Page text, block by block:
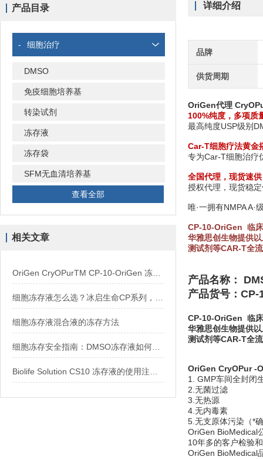
产品目录
- 细胞治疗
DMSO
免疫细胞培养基
转染试剂
冻存液
冻存袋
SFM无血清培养基
查看全部
相关文章
细胞冻存液混合液的冻存方法
详细介绍
品牌
供货周期
OriGen代理
100%纯度，多项质
最高纯度USP级别
Car-T细胞疗法黄金
专为Car-T细胞治疗
全国代理，现货速供
授权代理，现货稳
唯·一拥有NMPA
CP-10-OriGen 临
华雅思创生物提供
测试剂等CAR-T全
产品名称：
产品货号：CP-
CP-10-OriGen 临
华雅思创生物提供
测试剂等CAR-T全
OriGen CryOPur -
1. GMP车间全封闭
2.无菌过滤
3.无热源
4.无内毒素
5.无支原体污染（*
OriGen BioMedical
10年多的客户检验
OriGen BioMedical